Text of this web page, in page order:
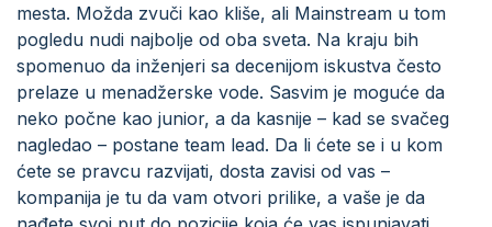
mesta. Možda zvuči kao kliše, ali Mainstream u tom
pogledu nudi najbolje od oba sveta. Na kraju bih
spomenuo da inženjeri sa decenijom iskustva često
prelaze u menadžerske vode. Sasvim je moguće da
neko počne kao junior, a da kasnije – kad se svačeg
nagledao – postane team lead. Da li ćete se i u kom
ćete se pravcu razvijati, dosta zavisi od vas –
kompanija je tu da vam otvori prilike, a vaše je da